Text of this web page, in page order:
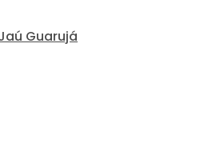
Guarujá